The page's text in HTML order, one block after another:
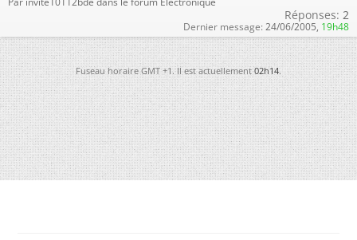
Réponses: 2
Dernier message: 24/06/2005, 19h48
Fuseau horaire GMT +1. Il est actuellement02h14.